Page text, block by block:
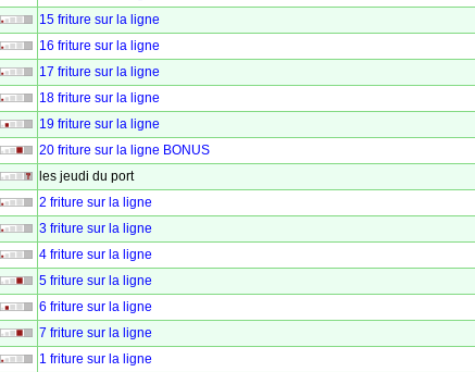
15 friture sur la ligne
16 friture sur la ligne
17 friture sur la ligne
18 friture sur la ligne
19 friture sur la ligne
20 friture sur la ligne BONUS
les jeudi du port
2 friture sur la ligne
3 friture sur la ligne
4 friture sur la ligne
5 friture sur la ligne
6 friture sur la ligne
7 friture sur la ligne
1 friture sur la ligne